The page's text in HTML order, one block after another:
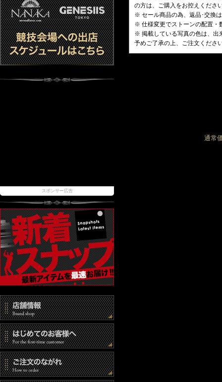
スポンサー広告
の方は、ご購入をお控えくださ
※ セール商品の為、返品･交換
※ 仕様変更でストーンの配置・
※ 掲載している写真の色は、出
予めご了承の上、ご注文くださ
通常